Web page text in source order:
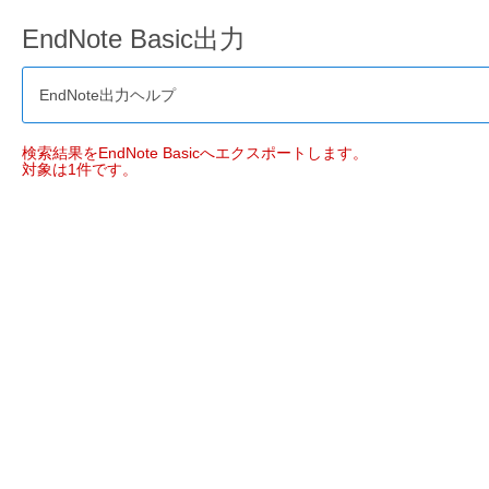
EndNote Basic出力
EndNote出力ヘルプ
検索結果をEndNote Basicへエクスポートします。
対象は1件です。